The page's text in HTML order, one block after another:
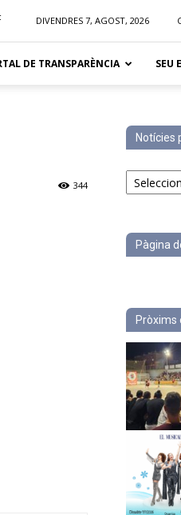
DIVENDRES 7, AGOST, 2026
DE TRANSPARÈNCIA SEU
344
Notícies
Notícies
per
Pàgina
Pròxims